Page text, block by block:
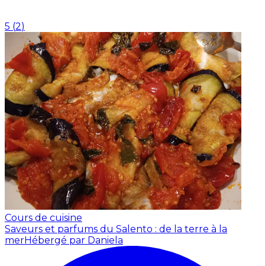
5 (2)
Cours de cuisine
Saveurs et parfums du Salento : de la terre à la
merHébergé par Daniela